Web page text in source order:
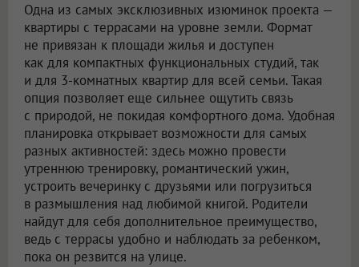
Одна из самых эксклюзивных изюминок проекта —
квартиры с террасами на уровне земли. Формат
не привязан к площади жилья и доступен
как для компактных функциональных студий, так
и для 3-комнатных квартир для всей семьи. Такая
опция позволяет еще сильнее ощутить связь
с природой, не покидая комфортного дома. Удобная
планировка открывает возможности для самых
разных активностей: здесь можно провести
утреннюю тренировку, романтический ужин,
устроить вечеринку с друзьями или погрузиться
в размышления над любимой книгой. Родители
найдут для себя дополнительное преимущество,
ведь с террасы удобно и наблюдать за ребенком,
пока он резвится на улице.